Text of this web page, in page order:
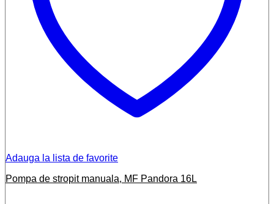
Adauga la lista de favorite
Pompa de stropit manuala, MF Pandora 16L